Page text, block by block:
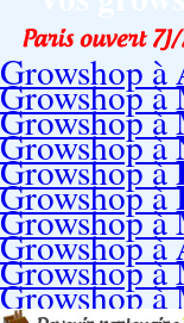
Growshop à
Growshop à
Growshop à
Growshop à
Growshop à
Growshop à
Growshop à
Growshop à
Growshop à
Growshop à